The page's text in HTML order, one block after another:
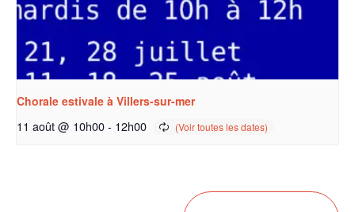
Chorale estivale à Villers-sur-mer
11 août @ 10h00- 12h00